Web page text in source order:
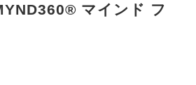
マインド フ